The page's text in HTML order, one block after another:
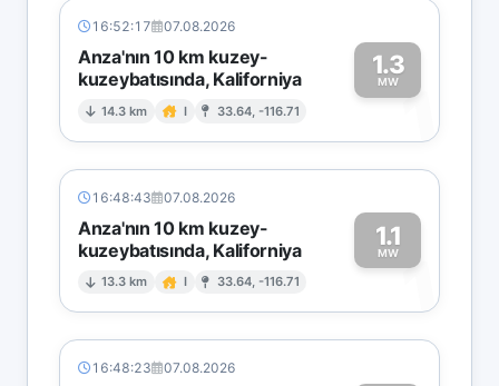
16:52:17 07.08.2026
Anza'nın 10 km kuzey-
kuzeybatısında, Kaliforniya
14.3 km I 33.64, -116.71
1.3
MW1
16:48:43 07.08.2026
Anza'nın 10 km kuzey-
kuzeybatısında, Kaliforniya
13.3 km I 33.64, -116.71
1.1
MW1
16:48:23 07.08.2026